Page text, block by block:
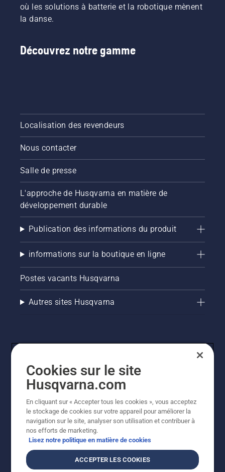
où les solutions à batterie et la robotique mènent
la danse.
Découvrez notre gamme
Localisation des revendeurs
Nous contacter
Salle de presse
L'approche de Husqvarna en matière de
développement durable
Publication des informations du produit
informations sur la boutique en ligne
Postes vacants Husqvarna
Autres sites Husqvarna
© Husqvarna AB (publ). Tous droits réservés. Les prix
indiqués sont des prix de vente conseillés. Tous les prix
indiqués sont des prix de vente recommandés (TVA
incluse), sauf si le produit est disponible pour un achat
direct.
Politique relative aux cookiesConditions d'utilisation
Cookies sur le site
Husqvarna.com
En cliquant sur « Accepter tous les cookies », vous acceptez
le stockage de cookies sur votre appareil pour améliorer la
navigation sur le site, analyser son utilisation et contribuer à
nos efforts de marketing.
Lisez notre politique en matière de cookies
ACCEPTER LES COOKIES